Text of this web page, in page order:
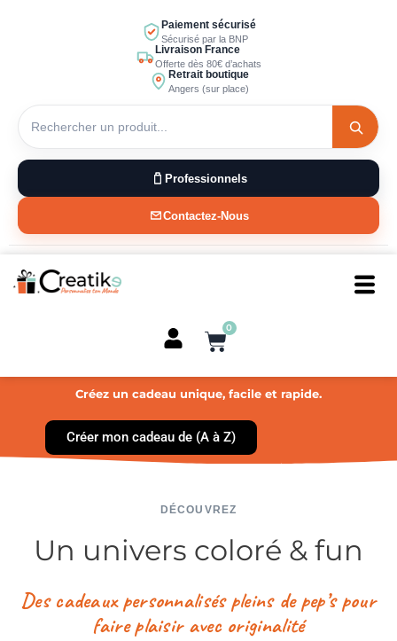
Paiement sécurisé
Sécurisé par la BNP
Livraison France
Offerte dès 80€ d’achats
Retrait boutique
Angers (sur place)
Professionnels
Contactez-Nous
0
Panier
Créez un cadeau unique, facile et rapide.
Créer mon cadeau de (A à Z)
DÉCOUVREZ
Un univers coloré & fun
Des cadeaux personnalisés pleins de pep’s pour
faire plaisir avec originalité